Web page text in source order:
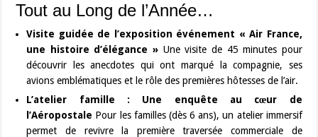
Tout au Long de l’Année…
Visite guidée de l’exposition événement « Air France,
une histoire d’élégance » Une visite de 45 minutes pour
découvrir les anecdotes qui ont marqué la compagnie, ses
avions emblématiques et le rôle des premières hôtesses de l’air.
L’atelier famille : Une enquête au cœur de
l’Aéropostale Pour les familles (dès 6 ans), un atelier immersif
permet de revivre la première traversée commerciale de